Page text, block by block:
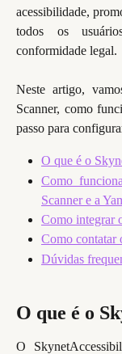
acessibilidade,
todos os
conformidade legal.
Neste artigo,
Scanner, como
passo para
O que é o
Como
Scanner e a
Como integrar
Como contatar
Dúvidas
O que é o
O